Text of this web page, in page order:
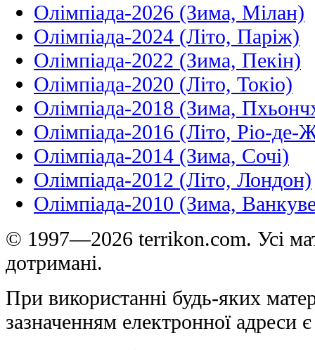
Олімпіада-2026 (Зима, Мілан)
Олімпіада-2024 (Літо, Паріж)
Олімпіада-2022 (Зима, Пекін)
Олімпіада-2020 (Літо, Токіо)
Олімпіада-2018 (Зима,
Олімпіада-2016 (Літо, Ріо-де-
Олімпіада-2014 (Зима, Сочі)
Олімпіада-2012 (Літо, Лондон)
Олімпіада-2010 (Зима,
© 1997—2026 terrikon.com. Усі
дотримані.
При використанні будь-яких
зазначенням електронної адреси